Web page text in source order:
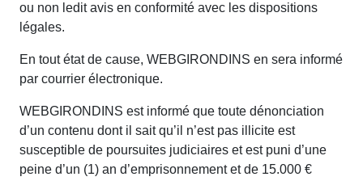
ou non ledit avis en conformité avec les dispositions
légales.
En tout état de cause, WEBGIRONDINS en sera informé
par courrier électronique.
WEBGIRONDINS est informé que toute dénonciation
d’un contenu dont il sait qu’il n’est pas illicite est
susceptible de poursuites judiciaires et est puni d’une
peine d’un (1) an d’emprisonnement et de 15.000 €